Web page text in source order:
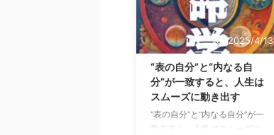
間限定のモニター様を募集い
たします。 HAYIMは「一時的
な変化ではなく、肌そのもの
を変えていくこと」をコンセ
プトにした、結果重視のビュ
ーティーサロンです。 HAYIM
ビューティサロンとは？
理学療法士として身体構造を
2025/4/13
“表の自分”と“内なる自
分”が一致すると、人生は
スムーズに動き出す
“表の自分”と“内なる自分”が一
致すると、人生はスムーズに